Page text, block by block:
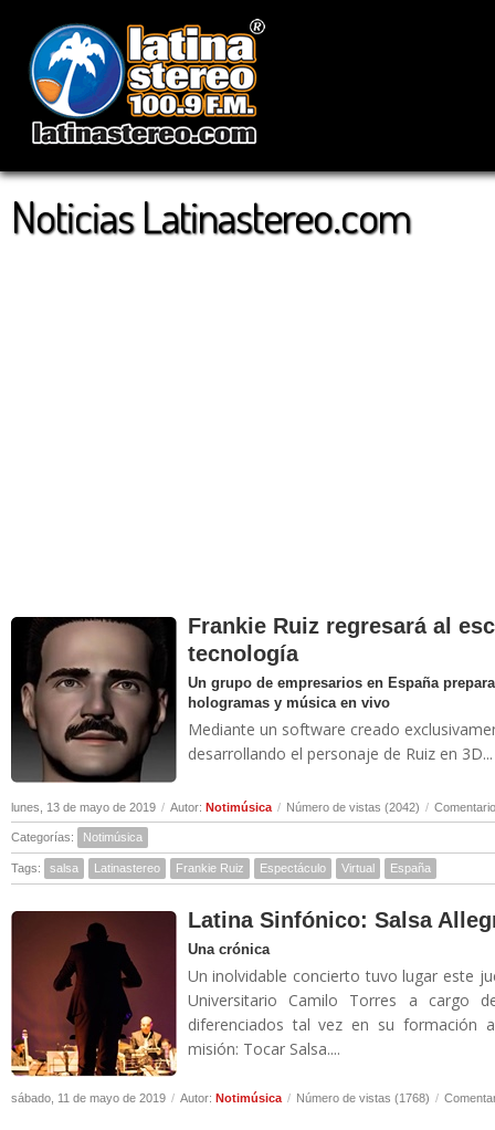
Noticias Latinastereo.com
Frankie Ruiz regresará al
tecnología
Un grupo de empresarios en España
hologramas y música en vivo
Mediante un software creado
desarrollando el personaje de Ruiz en 3D...
lunes, 13 de mayo de 2019 / Autor: Notimúsica / Número de vistas (2042) /
Categorías: Notimúsica
Tags: salsa Latinastereo Frankie Ruiz Espectáculo Virtual España
Latina Sinfónico: Salsa
Una crónica
Un inolvidable concierto tuvo lugar este
Universitario Camilo Torres a cargo
diferenciados tal vez en su formación
misión: Tocar Salsa....
sábado, 11 de mayo de 2019 / Autor: Notimúsica / Número de vistas (1768) /